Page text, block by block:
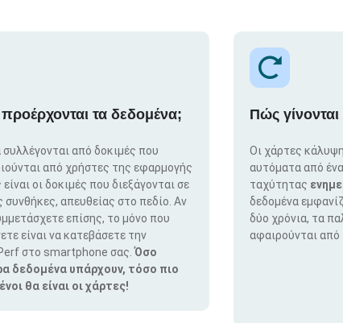
τα δεδομένα;
από δοκιμές που
από χρήστες της εφαρμογής
οι δοκιμές που διεξάγονται σε
συνθήκες, απευθείας στο πεδίο. Αν
επίσης, το μόνο που
είναι να κατεβάσετε την
στο smartphone σας.Όσο
δεδομένα υπάρχουν, τόσο πιο
θα είναι οι χάρτες!
Πώς
Οι χάρτες
αυτόματα από
ταχύτητας
δεδομένα
δύο χρόνια, τα
αφαιρούνται από